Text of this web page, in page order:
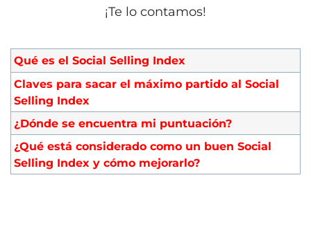
¡Te lo contamos!
Qué es el Social Selling Index
Claves para sacar el máximo partido al Social
Selling Index
¿Dónde se encuentra mi puntuación?
¿Qué está considerado como un buen Social
Selling Index y cómo mejorarlo?